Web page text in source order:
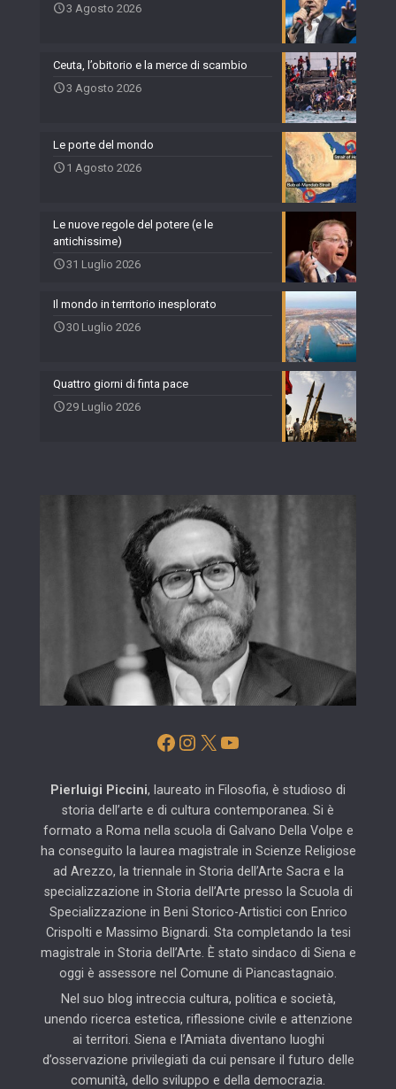
3 Agosto 2026
Ceuta, l’obitorio e la merce di scambio
3 Agosto 2026
Le porte del mondo
1 Agosto 2026
Le nuove regole del potere (e le
antichissime)
31 Luglio 2026
Il mondo in territorio inesplorato
30 Luglio 2026
Quattro giorni di finta pace
29 Luglio 2026
Facebook
Instagram
X YouTube
Pierluigi Piccini, laureato in Filosofia, è studioso di
storia dell’arte e di cultura contemporanea. Si è
formato a Roma nella scuola di Galvano Della Volpe e
ha conseguito la laurea magistrale in Scienze Religiose
ad Arezzo, la triennale in Storia dell’Arte Sacra e la
specializzazione in Storia dell’Arte presso la Scuola di
Specializzazione in Beni Storico-Artistici con Enrico
Crispolti e Massimo Bignardi. Sta completando la tesi
magistrale in Storia dell’Arte. È stato sindaco di Siena e
oggi è assessore nel Comune di Piancastagnaio.
Nel suo blog intreccia cultura, politica e società,
unendo ricerca estetica, riflessione civile e attenzione
ai territori. Siena e l’Amiata diventano luoghi
d’osservazione privilegiati da cui pensare il futuro delle
comunità, dello sviluppo e della democrazia.